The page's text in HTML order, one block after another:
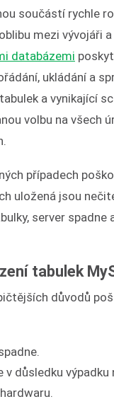
součástí rychle
mezi vývojáři
databázemi
ukládání a
a vynikající
volbu na všech
případech
uložená jsou
server spadne
tabulek
důvodů
v důsledku výpadku